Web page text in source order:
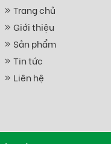
Trang chủ
Giới thiệu
Sản phẩm
Tin tức
Liên hệ